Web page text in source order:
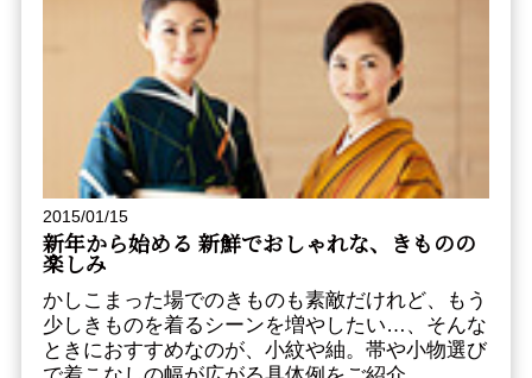
2015/01/15
新年から始める 新鮮でおしゃれな、きものの
楽しみ
かしこまった場でのきものも素敵だけれど、もう
少しきものを着るシーンを増やしたい…、そんな
ときにおすすめなのが、小紋や紬。帯や小物選び